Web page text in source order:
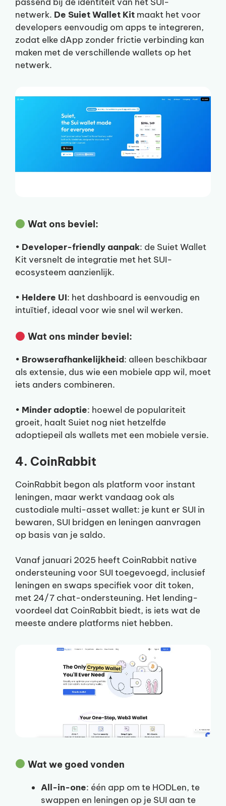
passend bij de identiteit van het SUI-
netwerk. De Suiet Wallet Kit maakt het voor
developers eenvoudig om apps te integreren,
zodat elke dApp zonder frictie verbinding kan
maken met de verschillende wallets op het
netwerk.
Wat ons beviel:
• Developer-friendly aanpak: de Suiet Wallet
Kit versnelt de integratie met het SUI-
ecosysteem aanzienlijk.
• Heldere UI: het dashboard is eenvoudig en
intuïtief, ideaal voor wie snel wil werken.
Wat ons minder beviel:
• Browserafhankelijkheid: alleen beschikbaar
als extensie, dus wie een mobiele app wil, moet
iets anders combineren.
• Minder adoptie: hoewel de populariteit
groeit, haalt Suiet nog niet hetzelfde
adoptiepeil als wallets met een mobiele versie.
4. CoinRabbit
CoinRabbit begon als platform voor instant
leningen, maar werkt vandaag ook als
custodiale multi-asset wallet: je kunt er SUI in
bewaren, SUI bridgen en leningen aanvragen
op basis van je saldo.
Vanaf januari 2025 heeft CoinRabbit native
ondersteuning voor SUI toegevoegd, inclusief
leningen en swaps specifiek voor dit token,
met 24/7 chat-ondersteuning. Het lending-
voordeel dat CoinRabbit biedt, is iets wat de
meeste andere platforms niet hebben.
Wat we goed vonden
All-in-one: één app om te HODLen, te
swappen en leningen op je SUI aan te